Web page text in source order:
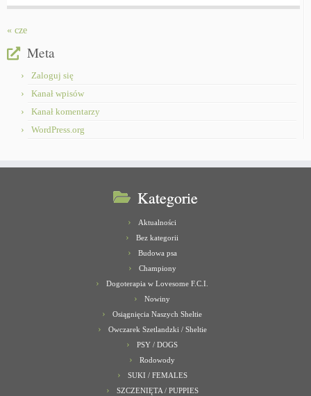
« cze
Meta
Zaloguj się
Kanał wpisów
Kanał komentarzy
WordPress.org
Kategorie
Aktualności
Bez kategorii
Budowa psa
Championy
Dogoterapia w Lovesome F.C.I.
Nowiny
Osiągnięcia Naszych Sheltie
Owczarek Szetlandzki / Sheltie
PSY / DOGS
Rodowody
SUKI / FEMALES
SZCZENIĘTA / PUPPIES